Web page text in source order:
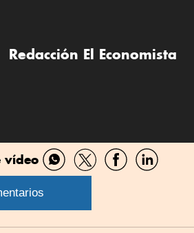
Redacción El Economista
vídeo
Compartir
por
Compartir
por
CompartirCompartir